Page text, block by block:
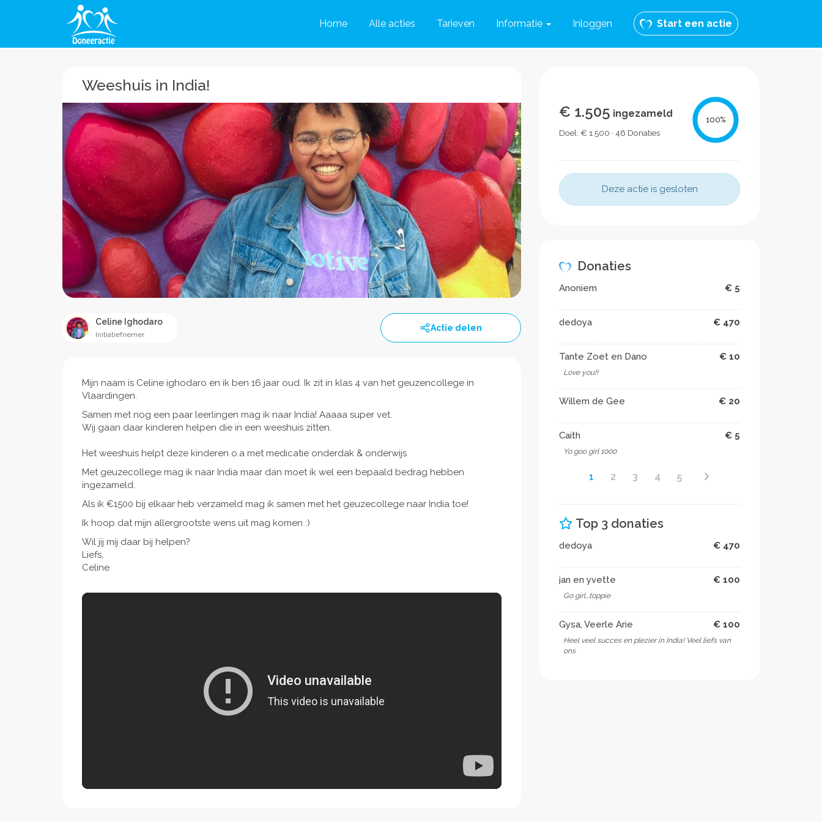
Home Alle acties Tarieven Informatie Inloggen Start een actie
Weeshuis in India!
Celine Ighodaro
Initiatiefnemer
Actie delen
Mijn naam is Celine ighodaro en ik ben 16 jaar oud. Ik zit in klas 4 van het geuzencollege in
Vlaardingen.
Samen met nog een paar leerlingen mag ik naar India! Aaaaa super vet.
Wij gaan daar kinderen helpen die in een weeshuis zitten.
Het weeshuis helpt deze kinderen o.a met medicatie onderdak & onderwijs
Met geuzecollege mag ik naar India maar dan moet ik wel een bepaald bedrag hebben
ingezameld.
Als ik €1500 bij elkaar heb verzameld mag ik samen met het geuzecollege naar India toe!
Ik hoop dat mijn allergrootste wens uit mag komen :)
Wil jij mij daar bij helpen?
Liefs,
Celine
€ 1.505 ingezameld
Doel: € 1.500 · 46 Donaties
100%
Deze actie is gesloten
Donaties
Anoniem € 5
dedoya € 470
Tante Zoet en Dano € 10
Love you!!
Willem de Gee € 20
Caith € 5
Yo goo girl 1000
1 2 3 4 5
Top 3 donaties
dedoya € 470
jan en yvette € 100
Go girl...toppie
Gysa, Veerle Arie € 100
Heel veel succes en plezier in India! Veel liefs van
ons